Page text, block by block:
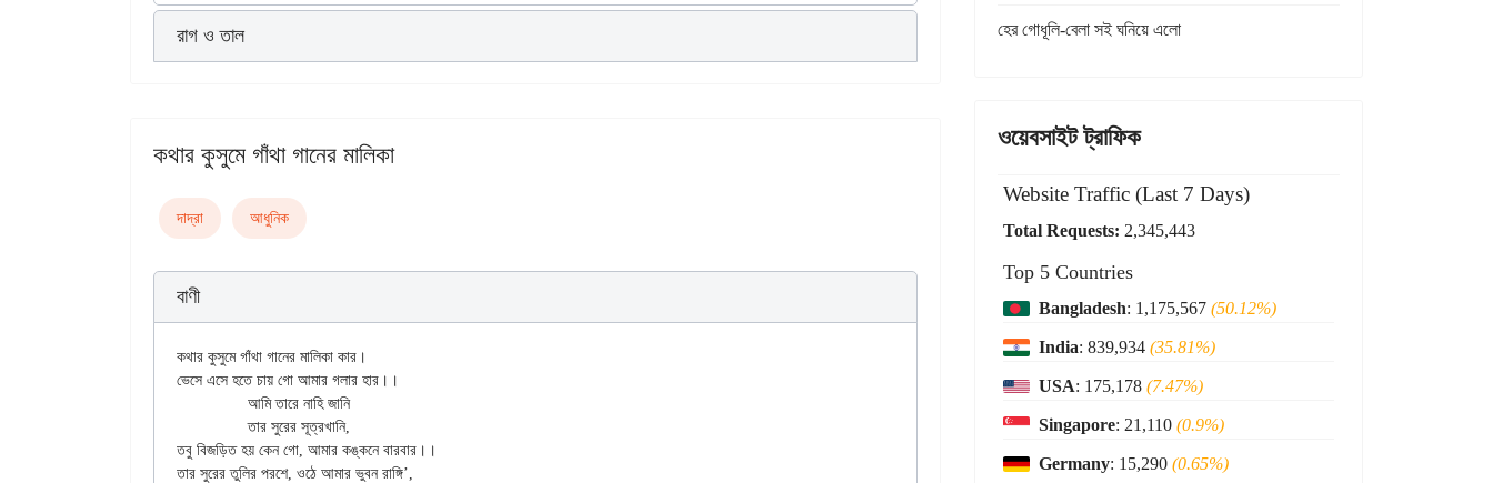
রাগ ও তাল
কথার কুসুমে গাঁথা গানের মালিকা
দাদ্‌রা আধুনিক
বাণী
কথার কুসুমে গাঁথা গানের মালিকা কার।
ভেসে এসে হতে চায় গো আমার গলার হার।।
		তার সুরের সূত্রখানি,
তবু বিজড়িত হয় কেন গো, আমার কঙ্কনে বারবার।।
তার সুরের তুলির পরশে, ওঠে আমার ভুবন রাঙ্গি’,
হের গোধূলি-বেলা সই ঘনিয়ে এলো
ওয়েবসাইট ট্রাফিক
Website Traffic (Last 7 Days)
Total Requests: 2,345,443
Top 5 Countries
Bangladesh: 1,175,567 (50.12%)
India: 839,934 (35.81%)
USA: 175,178 (7.47%)
Singapore: 21,110 (0.9%)
Germany: 15,290 (0.65%)